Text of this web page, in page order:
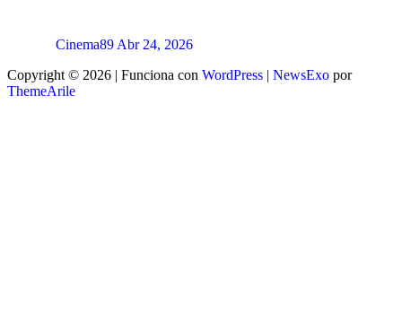
Cinema89 Abr 24, 2026
Copyright © 2026 | Funciona con WordPress | NewsExo por
ThemeArile